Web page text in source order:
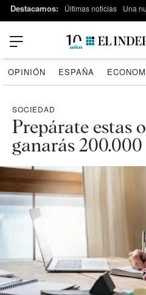
Destacamos: Últimas noticias Una
OPINIÓN ESPAÑA
SOCIEDAD
Prepárate estas
ganarás